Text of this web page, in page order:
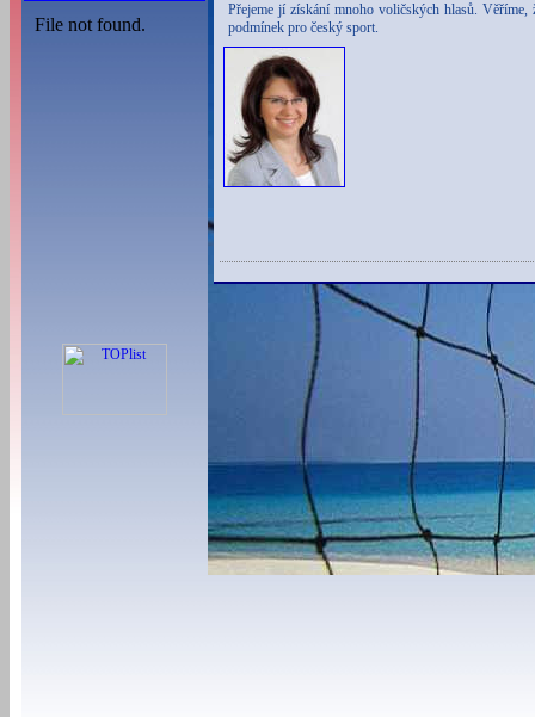
Přejeme jí získání mnoho voličských hlasů.
podmínek pro český sport.